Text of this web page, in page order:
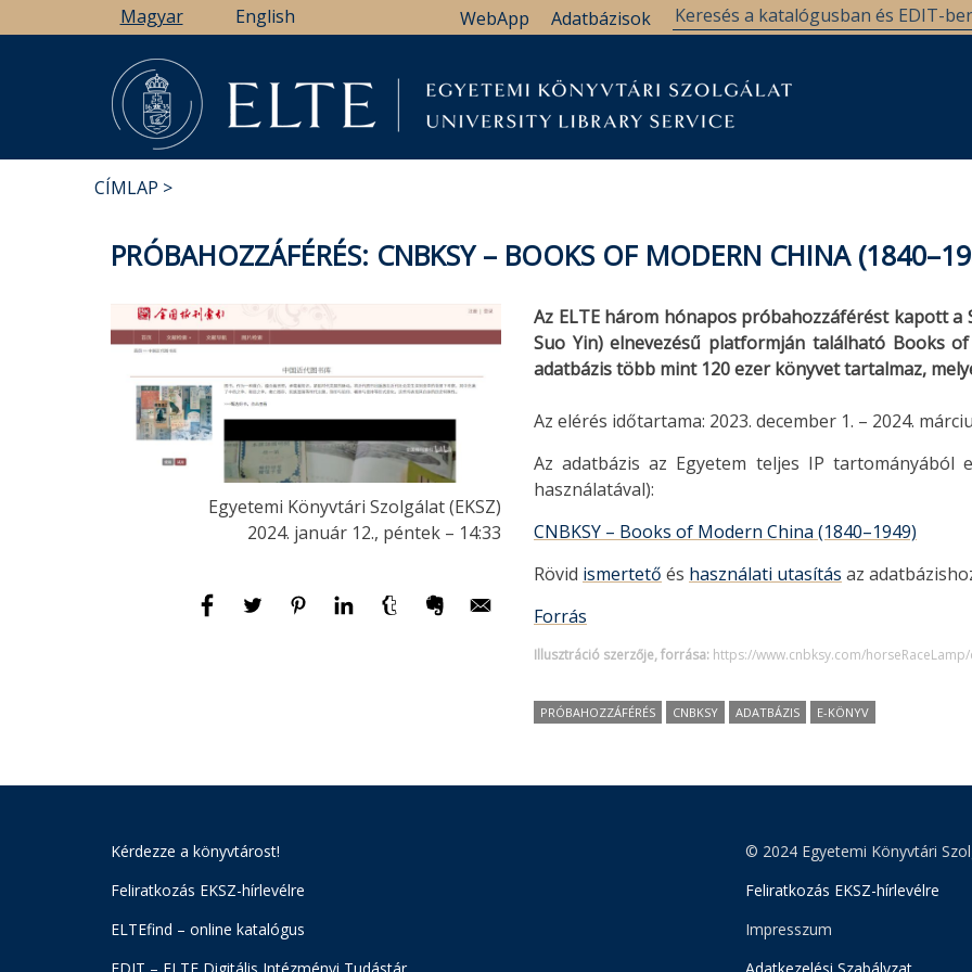
a
Magyar English Adatbázisok
WebApp
CÍMLAP
PRÓBAHOZZÁFÉRÉS: CNBKSY – BOOKS OF MODERN CHINA
Egyetemi Könyvtári Szolgálat (EKSZ)
2024. január 12., péntek – 14:33
Az ELTE három hónapos próbahozzáférést kapott a
Suo Yin) elnevezésű platformján található Books
adatbázis több mint 120 ezer könyvet tartalmaz,
Az elérés időtartama: 2023. december 1. – 2024.
Az adatbázis az Egyetem teljes IP
használatával):
CNBKSY – Books of Modern China (1840–1949)
Rövid ismertető és használati utasítás az
Forrás
Illusztráció szerzője, forrása: https://www.cnbksy.com/
PRÓBAHOZZÁFÉRÉS CNBKSY ADATBÁZIS E-KÖNYV
Kérdezze a könyvtárost!
Feliratkozás EKSZ-hírlevélre
ELTEfind – online katalógus
© 2024 Egyetemi Könyvtári
Feliratkozás EKSZ-hírlevélre
Impresszum